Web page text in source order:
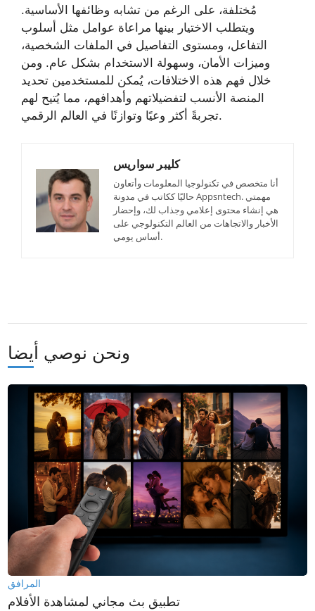
مُختلفة، على الرغم من تشابه وظائفها الأساسية.
ويتطلب الاختيار بينها مراعاة عوامل مثل أسلوب
التفاعل، ومستوى التفاصيل في الملفات الشخصية،
وميزات الأمان، وسهولة الاستخدام بشكل عام. ومن
خلال فهم هذه الاختلافات، يُمكن للمستخدمين تحديد
المنصة الأنسب لتفضيلاتهم وأهدافهم، مما يُتيح لهم
تجربةً أكثر وعيًا وتوازنًا في العالم الرقمي.
كليبر سواريس
أنا متخصص في تكنولوجيا المعلومات وأتعاون
حاليًا ككاتب في مدونة Appsntech. مهمتي
هي إنشاء محتوى إعلامي وجذاب لك، وإحضار
الأخبار والاتجاهات من العالم التكنولوجي على
أساس يومي.
ونحن نوصي أيضا
المرافق
تطبيق بث مجاني لمشاهدة الأفلام